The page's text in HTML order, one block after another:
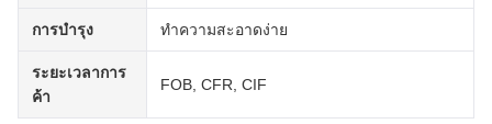
การบํารุง ทําความสะอาดง่าย
ระยะเวลาการ
ค้า
FOB, CFR, CIF